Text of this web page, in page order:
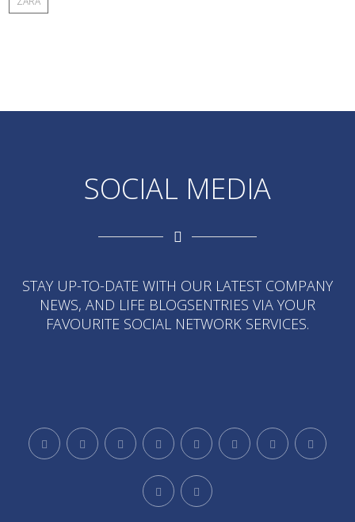
SOCIAL MEDIA
STAY UP-TO-DATE WITH OUR LATEST COMPANY
NEWS, AND LIFE BLOGSENTRIES VIA YOUR
FAVOURITE SOCIAL NETWORK SERVICES.